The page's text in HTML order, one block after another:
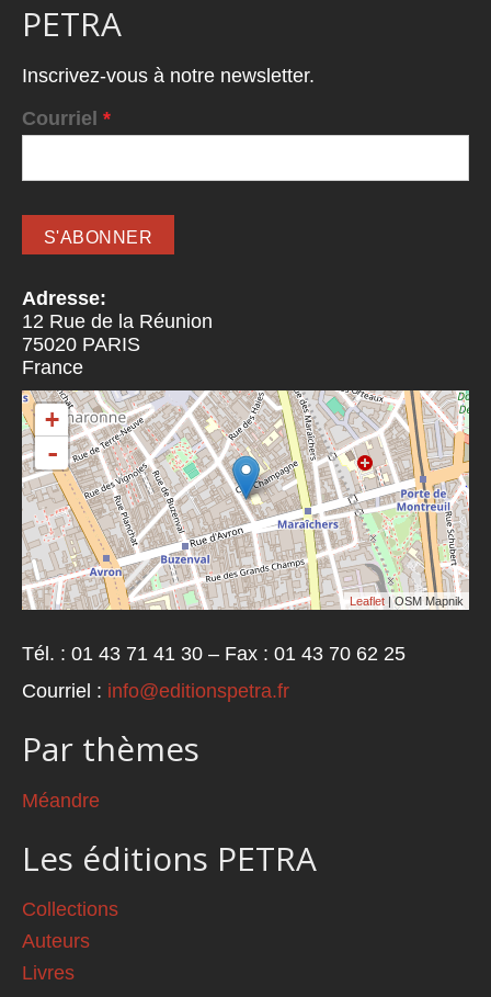
PETRA
Inscrivez-vous à notre newsletter.
Courriel *
Adresse:
12 Rue de la Réunion
75020 PARIS
France
+
-
Leaflet | OSM Mapnik
Tél. : 01 43 71 41 30 – Fax : 01 43 70 62 25
Courriel : info@editionspetra.fr
Par thèmes
Méandre
Les éditions PETRA
Collections
Auteurs
Livres